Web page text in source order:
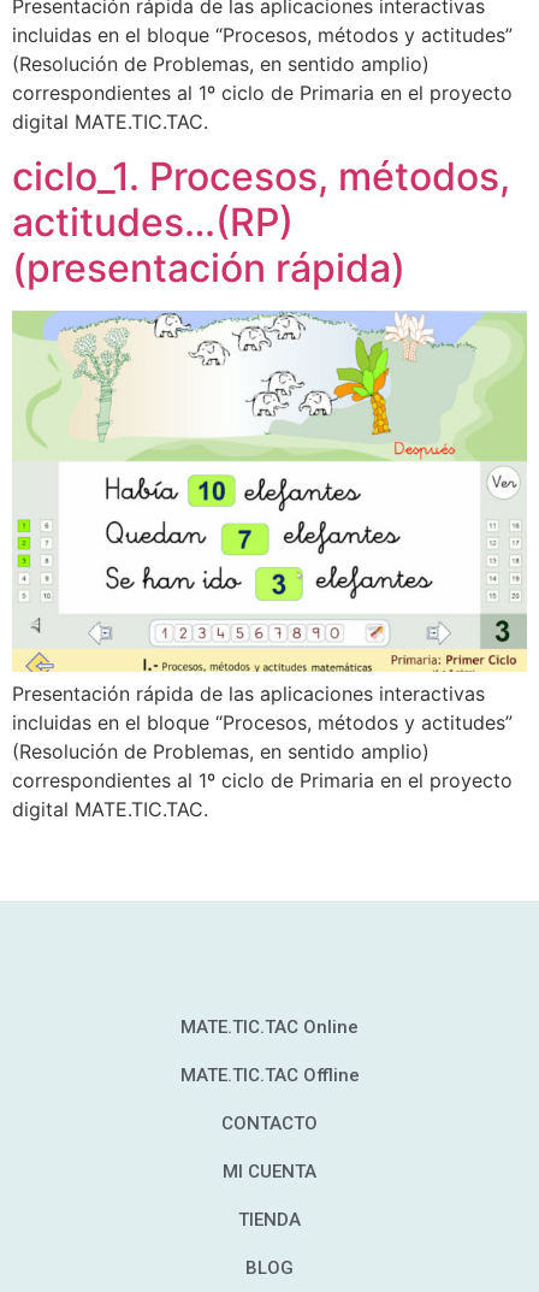
Presentación rápida de las aplicaciones interactivas
incluidas en el bloque “Procesos, métodos y actitudes”
(Resolución de Problemas, en sentido amplio)
correspondientes al 1º ciclo de Primaria en el proyecto
digital MATE.TIC.TAC.
ciclo_1. Procesos, métodos,
actitudes…(RP)
(presentación rápida)
Presentación rápida de las aplicaciones interactivas
incluidas en el bloque “Procesos, métodos y actitudes”
(Resolución de Problemas, en sentido amplio)
correspondientes al 1º ciclo de Primaria en el proyecto
digital MATE.TIC.TAC.
MATE.TIC.TAC Online
MATE.TIC.TAC Offline
CONTACTO
MI CUENTA
TIENDA
BLOG